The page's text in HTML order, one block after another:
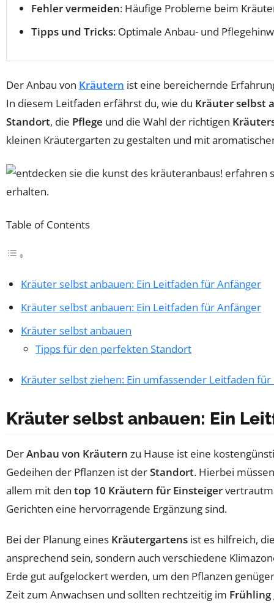
Fehler vermeiden: Häufige Probleme beim
Tipps und Tricks: Optimale Anbau- und
Der Anbau von Kräutern ist eine bereichernde
In diesem Leitfaden erfährst du, wie du Kräuter selbst
Standort, die Pflege und die Wahl der richtigen
kleinen Kräutergarten zu gestalten und mit
Table of Contents
Kräuter selbst anbauen: Ein Leitfaden für Anfänger
Kräuter selbst anbauen: Ein Leitfaden für Anfänger
Kräuter selbst anbauen
Tipps für den perfekten Standort
Kräuter selbst ziehen: Ein umfassender Leitfaden für
Kräuter selbst anbauen: Ein
DerAnbau von Kräutern zu Hause ist eine
Gedeihen der Pflanzen ist derStandort. Hierbei
allem mit den top 10 Kräutern für Einsteiger
Gerichten eine hervorragende Ergänzung sind.
Bei der Planung eines Kräutergartens ist es hilfreich,
ansprechend sein, sondern auch verschiedene
Erde gut aufgelockert werden, um den Pflanzen
Zeit zum Anwachsen und sollten rechtzeitig im Frühling